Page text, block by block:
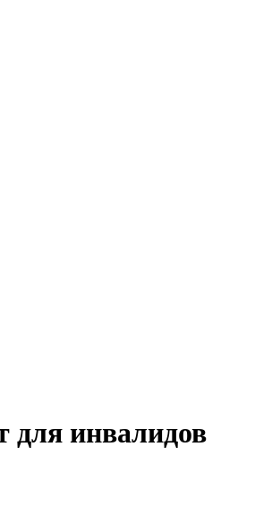
для инвалидов